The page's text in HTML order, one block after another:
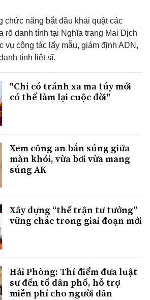
chức năng bắt đầu khai quật các
rõ danh tính tại Nghĩa trang Mai Dịch
vụ công tác lấy mẫu, giám định ADN,
tính liệt sĩ.
"Chỉ có tránh xa ma túy mới
có thể làm lại cuộc đời"
Xem công an bắn súng giữa
màn khói, vừa bơi vừa mang
súng AK
Xây dựng “thế trận tư tưởng”
vững chắc trong giai đoạn mới
Hải Phòng: Thí điểm đưa luật
sư đến tổ dân phố, hỗ trợ
miễn phí cho người dân